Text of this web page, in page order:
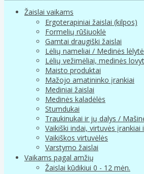
Žaislai vaikams
Ergoterapiniai žaislai (kilpos)
Formelių rūšiuoklė
Gamtai draugiški žaislai
Lėlių nameliai / Medinės
Lėlių vežimėliai, medinės
Maisto produktai
Mažojo amatininko įrankiai
Mediniai žaislai
Medinės kaladėlės
Stumdukai
Traukinukai ir jų dalys /
Vaikiški indai, virtuvės įrankiai
Vaikiškos virtuvėlės
Varstymo žaislai
Vaikams pagal amžių
Žaislai kūdikiui 0 - 12 mėn.